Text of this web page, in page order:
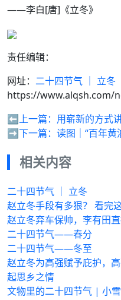
——李白[唐]《立冬》
责任编辑：
网址： 二十四节气 ｜ 立冬
https://www.alqsh.com/
⬅️上一篇： 用崭新的方式
➡️下一篇： 读图｜“百年黄
相关内容
二十四节气 ｜ 立冬
赵立冬手段有多狠？ 看完
赵立冬弃车保帅，李有田
二十四节气——春分
二十四节气——冬至
赵立冬为高强赋予庇护，
起思乡之情
文物里的二十四节气 | 小雪